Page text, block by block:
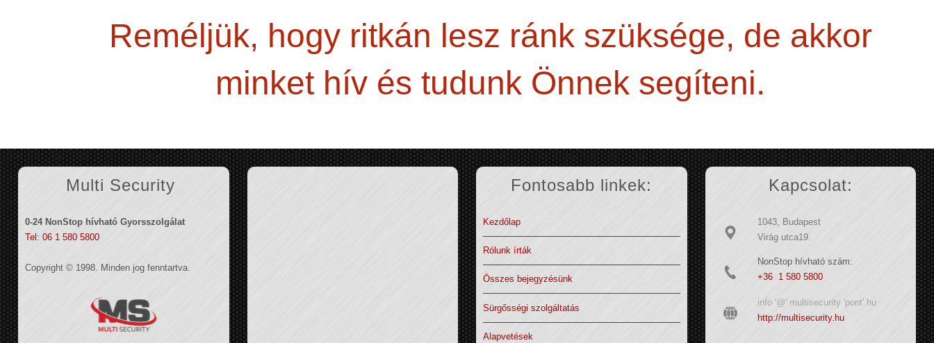
Reméljük, hogy ritkán lesz ránk szüksége, de akkor
minket hív és tudunk Önnek segíteni.
Multi Security
0-24 NonStop hívható Gyorsszolgálat
Tel: 06 1 580 5800
Copyright © 1998. Minden jog fenntartva.
Fontosabb linkek:
Kezdőlap
Rólunk írták
Összes bejegyzésünk
Sürgősségi szolgáltatás
Alapvetések
Kapcsolat:
1043, Budapest
Virág utca19.
NonStop hívható szám:
+36 1 580 5800
info '@' multisecurity 'pont' hu
http://multisecurity.hu